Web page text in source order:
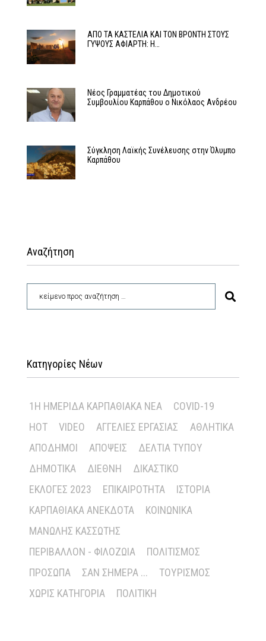
ΑΠΟ ΤΑ ΚΑΣΤΕΛΙΑ ΚΑΙ ΤΟΝ ΒΡΟΝΤΗ ΣΤΟΥΣ
ΓΥΨΟΥΣ ΑΦΙΑΡΤΗ: Η…
Νέος Γραμματέας του Δημοτικού
Συμβουλίου Καρπάθου ο Νικόλαος Ανδρέου
Σύγκληση Λαϊκής Συνέλευσης στην Όλυμπο
Καρπάθου
Αναζήτηση
Κατηγορίες Νέων
1Η ΗΜΕΡΊΔΑ ΚΑΡΠΑΘΙΑΚΆ ΝΈΑ
COVID-19
HOT
VIDEO ΑΓΓΕΛΊΕΣ ΕΡΓΑΣΊΑΣ
ΑΘΛΗΤΙΚΆ
ΑΠΌΔΗΜΟΙ
ΑΠΌΨΕΙΣ
ΔΕΛΤΊΑ ΤΎΠΟΥ
ΔΗΜΟΤΙΚΆ
ΔΙΕΘΝΉ
ΔΙΚΑΣΤΙΚΌ
ΕΚΛΟΓΈΣ 2023
ΕΠΙΚΑΙΡΌΤΗΤΑ
ΙΣΤΟΡΊΑ
ΚΑΡΠΑΘΙΑΚΆ ΑΝΈΚΔΟΤΑ
ΚΟΙΝΩΝΙΚΆ
ΜΑΝΏΛΗΣ ΚΑΣΣΏΤΗΣ
ΠΕΡΙΒΆΛΛΟΝ - ΦΙΛΟΖΩΊΑ
ΠΟΛΙΤΙΣΜΌΣ
ΠΡΌΣΩΠΑ
ΣΑΝ ΣΉΜΕΡΑ ...
ΤΟΥΡΙΣΜΌΣ
ΧΩΡΊΣ ΚΑΤΗΓΟΡΊΑ
ΠΟΛΙΤΙΚΉ